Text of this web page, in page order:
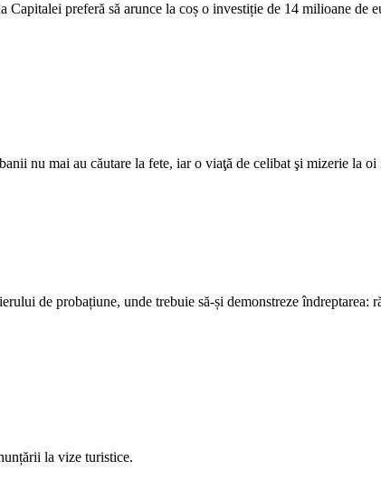
preferă să arunce la coș o investiție de 14 milioane de
nu mai au căutare la fete, iar o viaţă de celibat şi mizerie la
de probațiune, unde trebuie să-și demonstreze
la vize turistice.